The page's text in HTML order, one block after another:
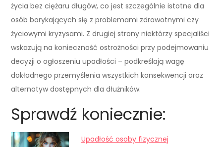
życia bez ciężaru długów, co jest szczególnie istotne dla
osób borykających się z problemami zdrowotnymi czy
życiowymi kryzysami. Z drugiej strony niektórzy specjaliści
wskazują na konieczność ostrożności przy podejmowaniu
decyzji o ogłoszeniu upadłości – podkreślają wagę
dokładnego przemyślenia wszystkich konsekwencji oraz
alternatyw dostępnych dla dłużników.
Sprawdź koniecznie:
Upadłość osoby fizycznej